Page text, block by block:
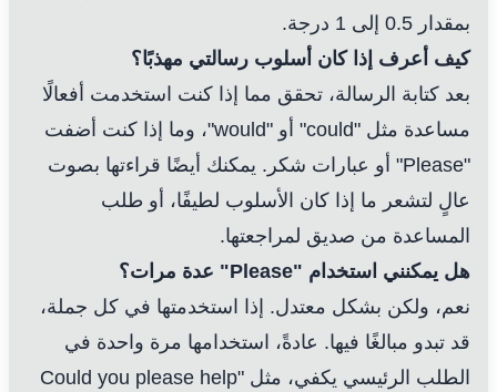
بمقدار 0.5 إلى 1 درجة.
كيف أعرف إذا كان أسلوب رسالتي مهذبًا؟
بعد كتابة الرسالة، تحقق مما إذا كنت استخدمت أفعالًا
مساعدة مثل "could" أو "would"، وما إذا كنت أضفت
"Please" أو عبارات شكر. يمكنك أيضًا قراءتها بصوت
عالٍ لتشعر ما إذا كان الأسلوب لطيفًا، أو طلب
المساعدة من صديق لمراجعتها.
هل يمكنني استخدام "Please" عدة مرات؟
نعم، ولكن بشكل معتدل. إذا استخدمتها في كل جملة،
قد تبدو مبالغًا فيها. عادةً، استخدامها مرة واحدة في
الطلب الرئيسي يكفي، مثل "Could you please help